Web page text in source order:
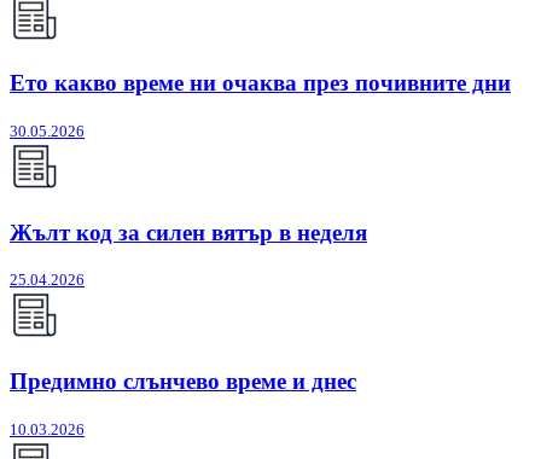
Ето какво време ни очаква през почивните дни
30.05.2026
Жълт код за силен вятър в неделя
25.04.2026
Предимно слънчево време и днес
10.03.2026